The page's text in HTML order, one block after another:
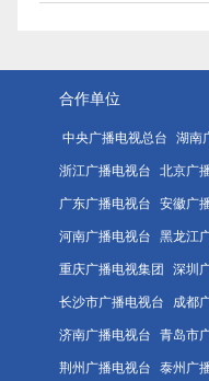
合作单位
中央广播电视总台 湖南
浙江广播电视台 北京广
广东广播电视台 安徽广
河南广播电视台 黑龙江
重庆广播电视集团 深圳
长沙市广播电视台 成都
济南广播电视台 青岛市
荆州广播电视台 泰州广